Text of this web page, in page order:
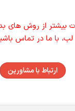
بیشتر از روش های
لب، با ما در تماس
ارتباط با مشاورین